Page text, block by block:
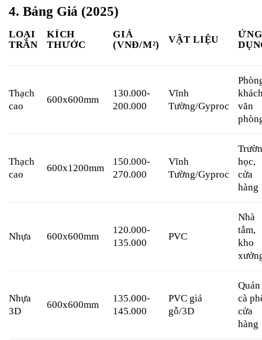
4. Bảng Giá (2025)
LOẠI
TRẦN
KÍCH
THƯỚC
GIÁ
(VNĐ/M²)
VẬT LIỆU
ỨNG
Thạch
cao
600x600mm
130.000-
200.000
Vĩnh
Tường/Gyproc
văn
Thạch
cao
600x1200mm
150.000-
270.000
Vĩnh
Tường/Gyproc
học,
cửa
hàng
Nhựa 600x600mm
120.000-
135.000
PVC
Nhà
tắm,
kho
Nhựa
3D
600x600mm
135.000-
145.000
PVC giả
gỗ/3D
Quán
cà
cửa
hàng